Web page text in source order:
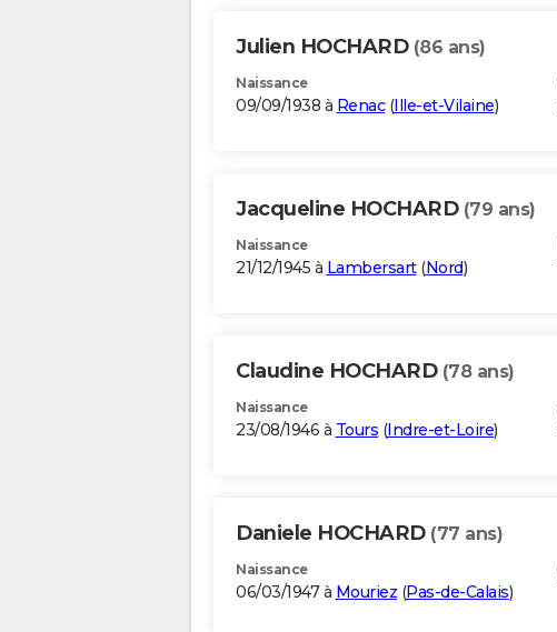
Julien HOCHARD (86 ans)
Naissance
09/09/1938 à Renac(Ille-et-Vilaine)
Jacqueline HOCHARD (79 ans)
Naissance
21/12/1945 à Lambersart(Nord)
Claudine HOCHARD (78 ans)
Naissance
23/08/1946 à Tours (Indre-et-Loire)
Daniele HOCHARD (77 ans)
Naissance
06/03/1947 à Mouriez (Pas-de-Calais)